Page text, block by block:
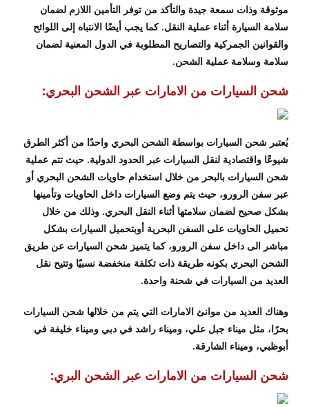
موثوقة وذات سمعة جيدة والتأكد من توفر التأمين اللازم لضمان
سلامة السيارة أثناء عملية النقل. كما يجب أيضًا الانتباه إلى اللوائح
والقوانين الجمركية والتصاريح المطلوبة في الدول المعنية لضمان
سلامة وسلامة عملية الشحن.
شحن السيارات من الامارات عبر الشحن البحري:
يُعتبر شحن السيارات بواسطة الشحن البحري واحدًا من أكثر الطرق
شيوعًا واقتصادية لنقل السيارات عبر الحدود الدولية. حيث تتم عملية
شحن السيارات بالبحر من خلال استخدام حاويات الشحن البحري أو
عبر سفن الرورو، حيث يتم وضع السيارات داخل الحاويات وتأمينها
بشكل صحيح لضمان سلامتها أثناء النقل البحري. وذلك من خلال
تحميل الحاويات على السفن البحرية أوبتحميل السيارات بشكل
مباشر الى داخل سفن الرورو، كما يتميز شحن السيارات عن طريق
الشحن البحري بكونه طريقة ذات تكلفة منخفضة نسبيًا وتتيح نقل
العديد من السيارات في شحنة واحدة.
وهناك العديد من موانئ الامارات التي يتم من خلالها شحن السيارات
بحرًا، مثل ميناء جبل علي، وميناء راشد في دبي وميناء خليفة في
أبوظبي، وميناء الشارقة.
شحن السيارات من الامارات عبر الشحن البري: